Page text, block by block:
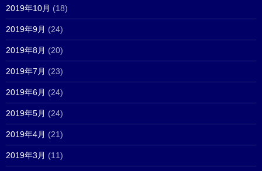
2019年10月 (18)
2019年9月 (24)
2019年8月 (20)
2019年7月 (23)
2019年6月 (24)
2019年5月 (24)
2019年4月 (21)
2019年3月 (11)